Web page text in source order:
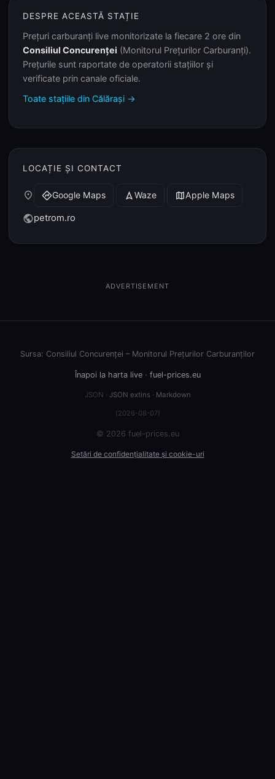
DESPRE ACEASTĂ STAȚIE
Prețuri carburanți live monitorizate la fiecare 2 ore din
Consiliul Concurenței (Monitorul Prețurilor Carburanți).
Prețurile sunt raportate de operatorii stațiilor și
verificate prin canale oficiale.
Toate stațiile din Călărași →
LOCAȚIE ȘI CONTACT
place directionsGoogle Maps navigation Waze mapApple Maps
publicpetrom.ro
ADVERTISEMENT
Sursa: Consiliul Concurenței – Monitorul Prețurilor Carburanților
Înapoi la harta live· fuel-prices.eu
JSON · JSON extins· Markdown
(2026-08-07)
© 2026 fuel-prices.eu
Setări de confidențialitate și cookie-uri